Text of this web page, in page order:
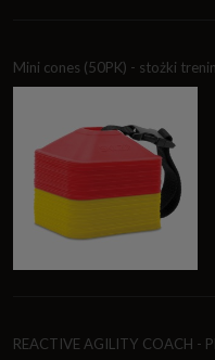
Mini cones (50PK) - stożki
REACTIVE AGILITY COACH -